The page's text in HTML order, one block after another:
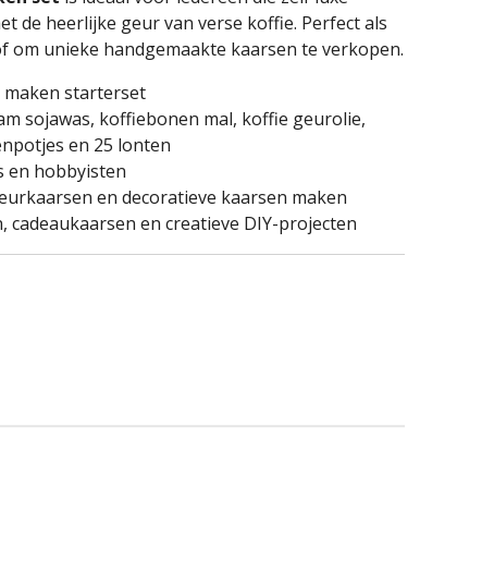
de heerlijke geur van verse koffie. Perfect als
om unieke handgemaakte kaarsen te verkopen.
starterset
sojawas, koffiebonen mal, koffie geurolie,
en 25 lonten
en hobbyisten
en decoratieve kaarsen maken
cadeaukaarsen en creatieve DIY-projecten